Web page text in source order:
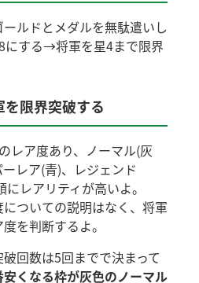
ルドとメダルを無駄遣いし
する→将軍を星4まで限界
限界突破する
レア度あり、ノーマル(灰
レア(青)、レジェンド
レアリティが高いよ。
ついての説明はなく、将軍
を判断するよ。
回数は5回までで決まって
くなる枠が灰色のノーマル